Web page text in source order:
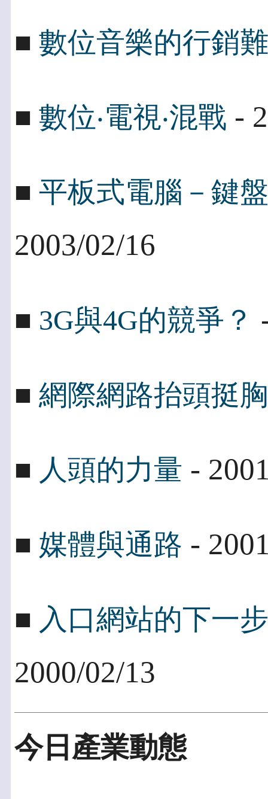
■ 數位音樂的行銷
■ 數位‧電視‧混戰 -
■ 平板式電腦－鍵
2003/02/16
■ 3G與4G的競爭？
■ 網際網路抬頭挺
■ 人頭的力量 -
■ 媒體與通路 -
■ 入口網站的下一
2000/02/13
今日產業動態